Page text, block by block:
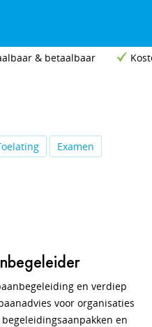
& betaalbaar
Examen
en verdiep
voor organisaties
en